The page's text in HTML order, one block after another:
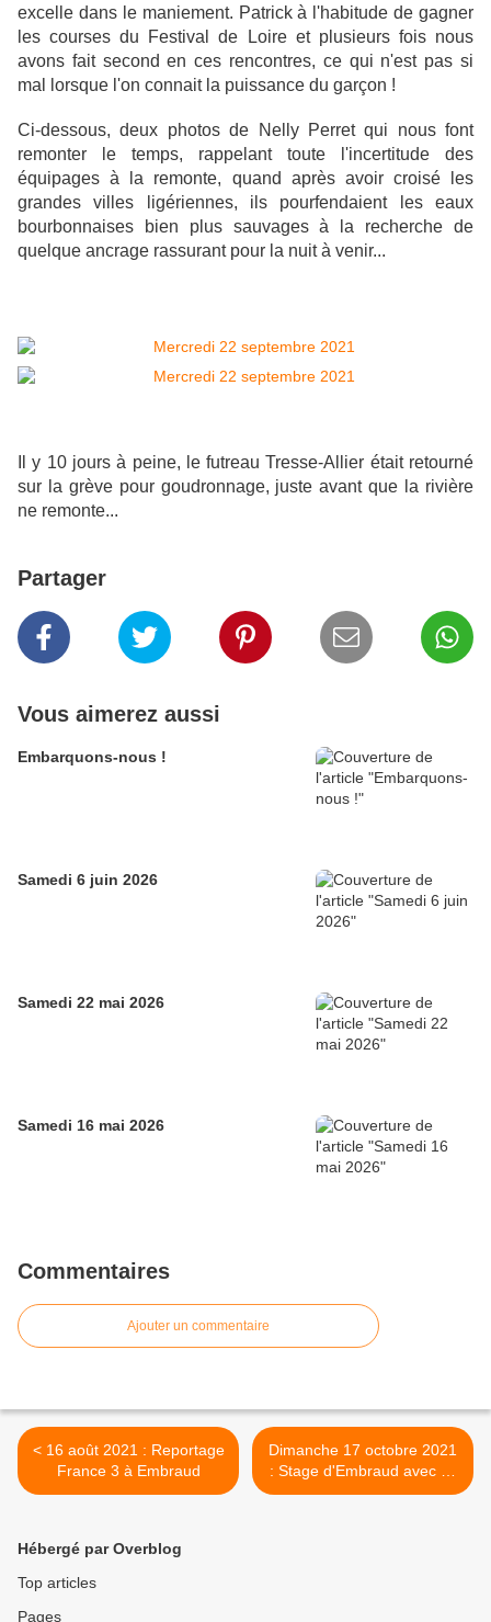
excelle dans le maniement. Patrick à l'habitude de gagner
les courses du Festival de Loire et plusieurs fois nous
avons fait second en ces rencontres, ce qui n'est pas si
mal lorsque l'on connait la puissance du garçon !
Ci-dessous, deux photos de Nelly Perret qui nous font
remonter le temps, rappelant toute l'incertitude des
équipages à la remonte, quand après avoir croisé les
grandes villes ligériennes, ils pourfendaient les eaux
bourbonnaises bien plus sauvages à la recherche de
quelque ancrage rassurant pour la nuit à venir...
Il y 10 jours à peine, le futreau Tresse-Allier était retourné
sur la grève pour goudronnage, juste avant que la rivière
ne remonte...
Partager
Vous aimerez aussi
Embarquons-nous !
Samedi 6 juin 2026
Samedi 22 mai 2026
Samedi 16 mai 2026
Commentaires
Ajouter un commentaire
< 16 août 2021 : Reportage
France 3 à Embraud
Dimanche 17 octobre 2021
: Stage d'Embraud avec sa
matinée Batellerie >
Hébergé par Overblog
Top articles
Pages